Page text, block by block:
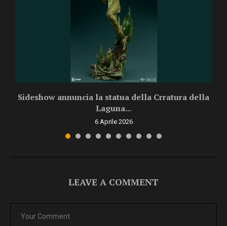
Sideshow annuncia la statua della Crratura della
Laguna...
6 Aprile 2026
LEAVE A COMMENT